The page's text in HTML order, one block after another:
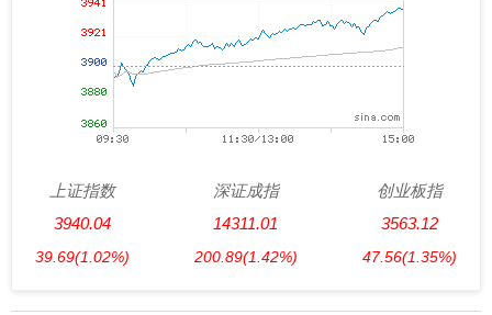
上证指数
3940.04
39.69(1.02%)
深证成指
14311.01
200.89(1.42%)
创业板指
3563.12
47.56(1.35%)